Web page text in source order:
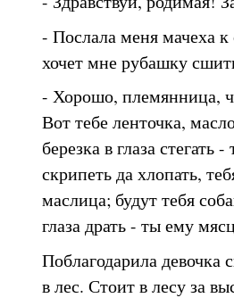
- Послала меня мачеха к
хочет мне рубашку
- Хорошо, племянница,
Вот тебе ленточка,
березка в глаза стегать
скрипеть да хлопать,
маслица; будут тебя
глаза драть - ты ему
Поблагодарила
в лес. Стоит в лесу за